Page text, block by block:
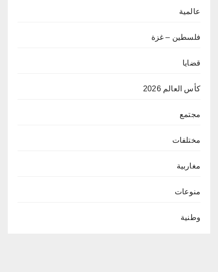
عالمية
فلسطين – غزة
قضايا
كأس العالم 2026
مجتمع
مختلفات
مغاربية
منوعات
وطنية